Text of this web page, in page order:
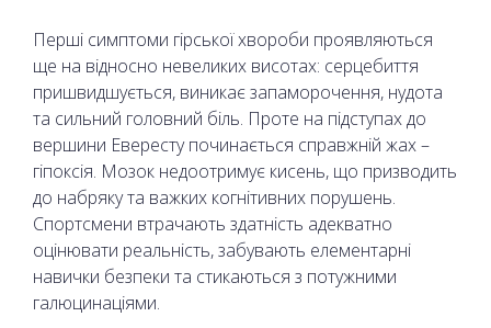
Перші симптоми гірської хвороби проявляються
ще на відносно невеликих висотах: серцебиття
пришвидшується, виникає запаморочення, нудота
та сильний головний біль. Проте на підступах до
вершини Евересту починається справжній жах –
гіпоксія. Мозок недоотримує кисень, що призводить
до набряку та важких когнітивних порушень.
Спортсмени втрачають здатність адекватно
оцінювати реальність, забувають елементарні
навички безпеки та стикаються з потужними
галюцинаціями.